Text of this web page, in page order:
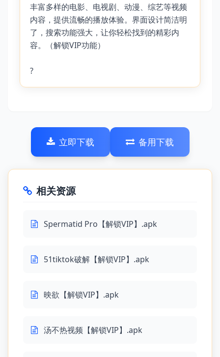
丰富多样的电影、电视剧、动漫、综艺等视频
内容，提供流畅的播放体验。界面设计简洁明
了，搜索功能强大，让你轻松找到的精彩内
容。（解锁VIP功能）
?
立即下载 备用下载
相关资源
Spermatid Pro【解锁VIP】.apk
51tiktok破解【解锁VIP】.apk
映欲【解锁VIP】.apk
汤不热视频【解锁VIP】.apk